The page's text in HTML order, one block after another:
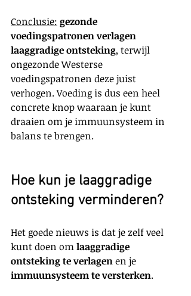
Conclusie: gezonde
voedingspatronen verlagen
laaggradige ontsteking, terwijl
ongezonde Westerse
voedingspatronen deze juist
verhogen. Voeding is dus een heel
concrete knop waaraan je kunt
draaien om je immuunsysteem in
balans te brengen.
Hoe kun je laaggradige
ontsteking verminderen?
Het goede nieuws is dat je zelf veel
kunt doen om laaggradige
ontsteking te verlagen en je
immuunsysteem te versterken.